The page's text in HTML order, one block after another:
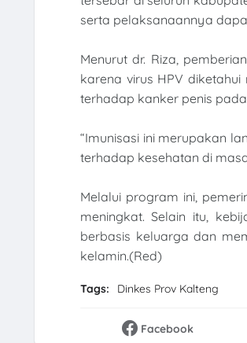
serta pelaksanaannya
Menurut dr. Riza,
karena virus HPV
terhadap kanker penis
“Imunisasi ini merupakan
terhadap kesehatan di
Melalui program ini,
meningkat. Selain itu,
berbasis keluarga dan
kelamin.(Red)
Tags: Dinkes Prov Kalteng
Facebook